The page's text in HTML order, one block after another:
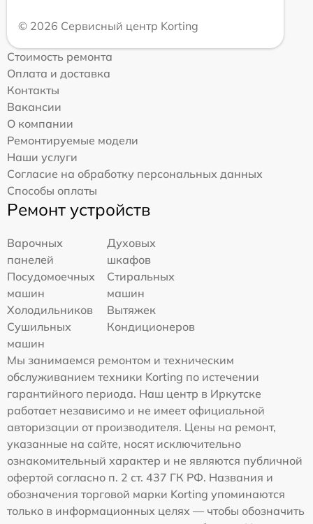
© 2026 Сервисный центр Korting
Стоимость ремонта
Оплата и доставка
Контакты
Вакансии
О компании
Ремонтируемые модели
Наши услуги
Согласие на обработку персональных данных
Способы оплаты
Ремонт устройств
Варочных
панелей
Духовых
шкафов
Посудомоечных
машин
Стиральных
машин
Холодильников
Вытяжек
Сушильных
машин
Кондиционеров
Мы занимаемся ремонтом и техническим
обслуживанием техники Korting по истечении
гарантийного периода. Наш центр в Иркутске
работает независимо и не имеет официальной
авторизации от производителя. Цены на ремонт,
указанные на сайте, носят исключительно
ознакомительный характер и не являются публичной
офертой согласно п. 2 ст. 437 ГК РФ. Названия и
обозначения торговой марки Korting упоминаются
только в информационных целях — чтобы обозначить